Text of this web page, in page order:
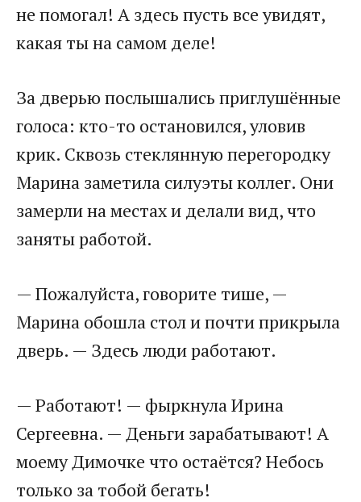
не помогал! А здесь пусть все увидят,
какая ты на самом деле!
За дверью послышались приглушённые
голоса: кто-то остановился, уловив
крик. Сквозь стеклянную перегородку
Марина заметила силуэты коллег. Они
замерли на местах и делали вид, что
заняты работой.
— Пожалуйста, говорите тише, —
Марина обошла стол и почти прикрыла
дверь. — Здесь люди работают.
— Работают! — фыркнула Ирина
Сергеевна. — Деньги зарабатывают! А
моему Димочке что остаётся? Небось
только за тобой бегать!